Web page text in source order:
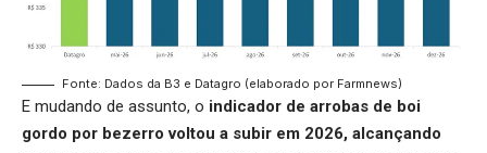
Fonte: Dados da B3 e Datagro (elaborado por Farmnews)
E mudando de assunto, o indicador de arrobas de boi
gordo por bezerro voltou a subir em 2026, alcançando